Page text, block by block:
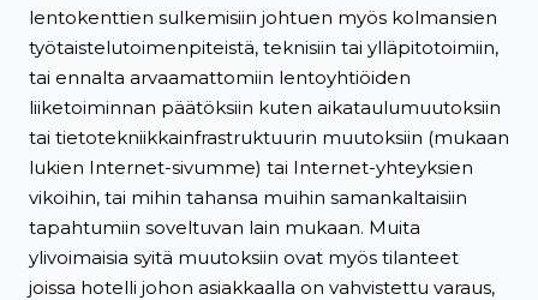
lentokenttien sulkemisiin johtuen myös kolmansien
työtaistelutoimenpiteistä, teknisiin tai ylläpitotoimiin,
tai ennalta arvaamattomiin lentoyhtiöiden
liiketoiminnan päätöksiin kuten aikataulumuutoksiin
tai tietotekniikkainfrastruktuurin muutoksiin (mukaan
lukien Internet-sivumme) tai Internet-yhteyksien
vikoihin, tai mihin tahansa muihin samankaltaisiin
tapahtumiin soveltuvan lain mukaan. Muita
ylivoimaisia syitä muutoksiin ovat myös tilanteet
joissa hotelli johon asiakkaalla on vahvistettu varaus,